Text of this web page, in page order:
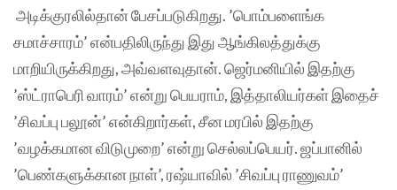
அடிக்குரலில்தான் பேசப்படுகிறது. ’பொம்பளைங்க
சமாச்சாரம்’ என்பதிலிருந்து இது ஆங்கிலத்துக்கு
மாறியிருக்கிறது, அவ்வளவுதான். ஜெர்மனியில் இதற்கு
’ஸ்ட்ராபெரி வாரம்’ என்று பெயராம், இத்தாலியர்கள் இதைச்
’சிவப்பு பலூன்’ என்கிறார்கள், சீன மரபில் இதற்கு
’வழக்கமான விடுமுறை’ என்று செல்லப்பெயர். ஜப்பானில்
’பெண்களுக்கான நாள்’, ரஷ்யாவில் ’சிவப்பு ராணுவம்’